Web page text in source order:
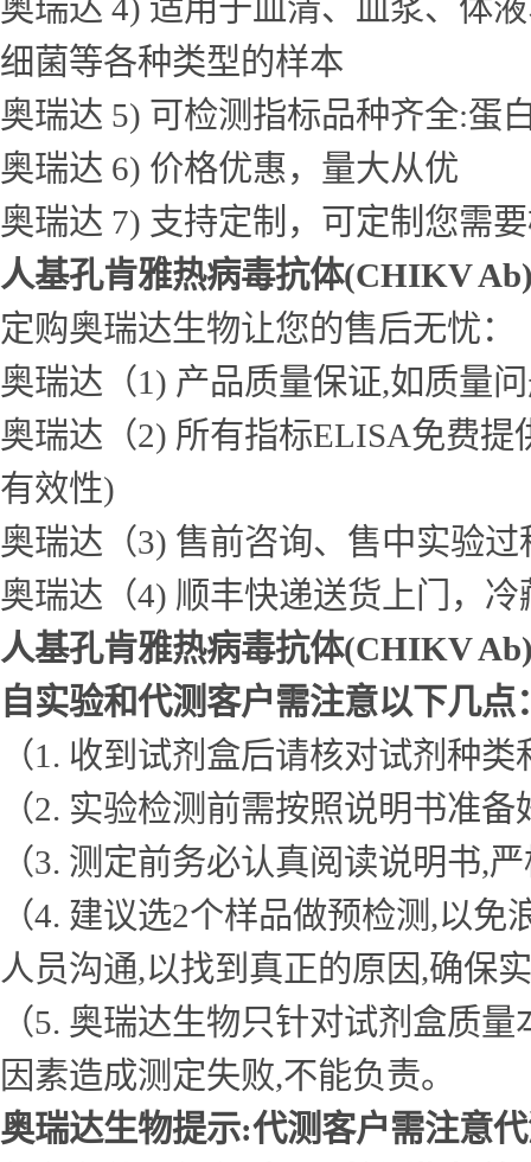
奥瑞达 4) 适用于血清、血浆、体
细菌等各种类型的样本
奥瑞达 5) 可检测指标品种齐全:蛋
奥瑞达 6) 价格优惠，量大从优
奥瑞达 7) 支持定制，可定制您需
人基孔肯雅热病毒抗体(CHIKV
定购奥瑞达生物让您的售后无忧：
奥瑞达（1) 产品质量保证,如质量
奥瑞达（2) 所有指标ELISA免费
有效性)
奥瑞达（3) 售前咨询、售中实验
奥瑞达（4) 顺丰快递送货上门，
人基孔肯雅热病毒抗体(CHIKV
自实验和代测客户需注意以下几点
（1. 收到试剂盒后请核对试剂种
（2. 实验检测前需按照说明书准
（3. 测定前务必认真阅读说明书,
（4. 建议选2个样品做预检测,以
人员沟通,以找到真正的原因,确保
（5. 奥瑞达生物只针对试剂盒质
因素造成测定失败,不能负责。
奥瑞达生物提示:代测客户需注意